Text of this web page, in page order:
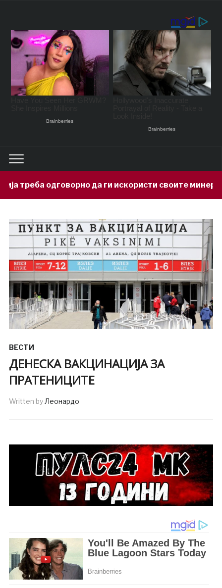
да ги искористи своите минерални богатства
ВЕСТИ
ДЕНЕСКА ВАКЦИНАЦИЈА ЗА
ПРАТЕНИЦИТЕ
Written byЛеонардо